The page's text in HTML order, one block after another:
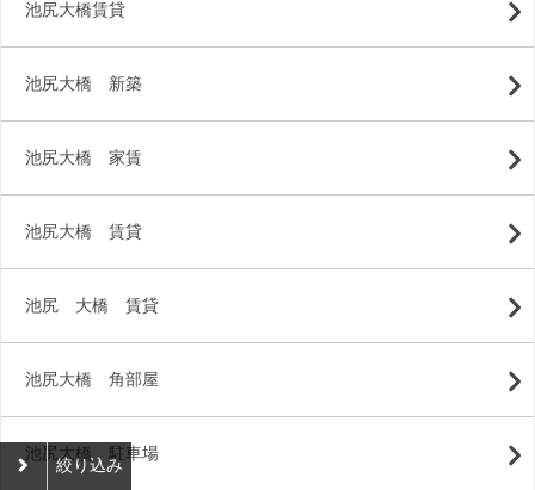
池尻大橋賃貸
池尻大橋 新築
池尻大橋 家賃
池尻大橋 賃貸
池尻 大橋 賃貸
池尻大橋 角部屋
池尻大橋 駐車場
絞り込み